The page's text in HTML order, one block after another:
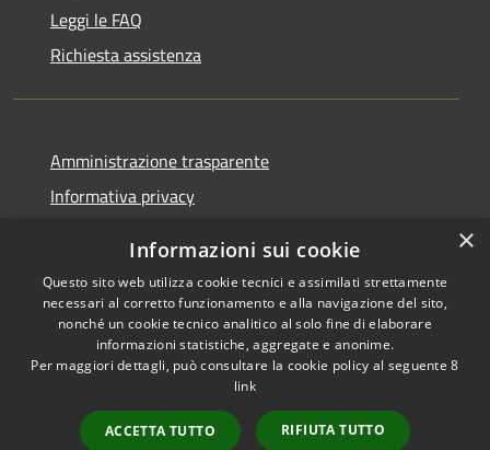
Leggi le FAQ
Richiesta assistenza
Amministrazione trasparente
Informativa privacy
Dichiarazione di accessibilità
RSS
Copyright © 2026 • Comune di
Municipium•
Accesso
×
Informazioni sui cookie
Questo sito web utilizza cookie tecnici e assimilati strettamente
necessari al corretto funzionamento e alla navigazione del sito,
nonché un cookie tecnico analitico al solo fine di elaborare
informazioni statistiche, aggregate e anonime.
Per maggiori dettagli, può consultare la cookie policy al seguente8
link
ACCETTA TUTTO RIFIUTA TUTTO